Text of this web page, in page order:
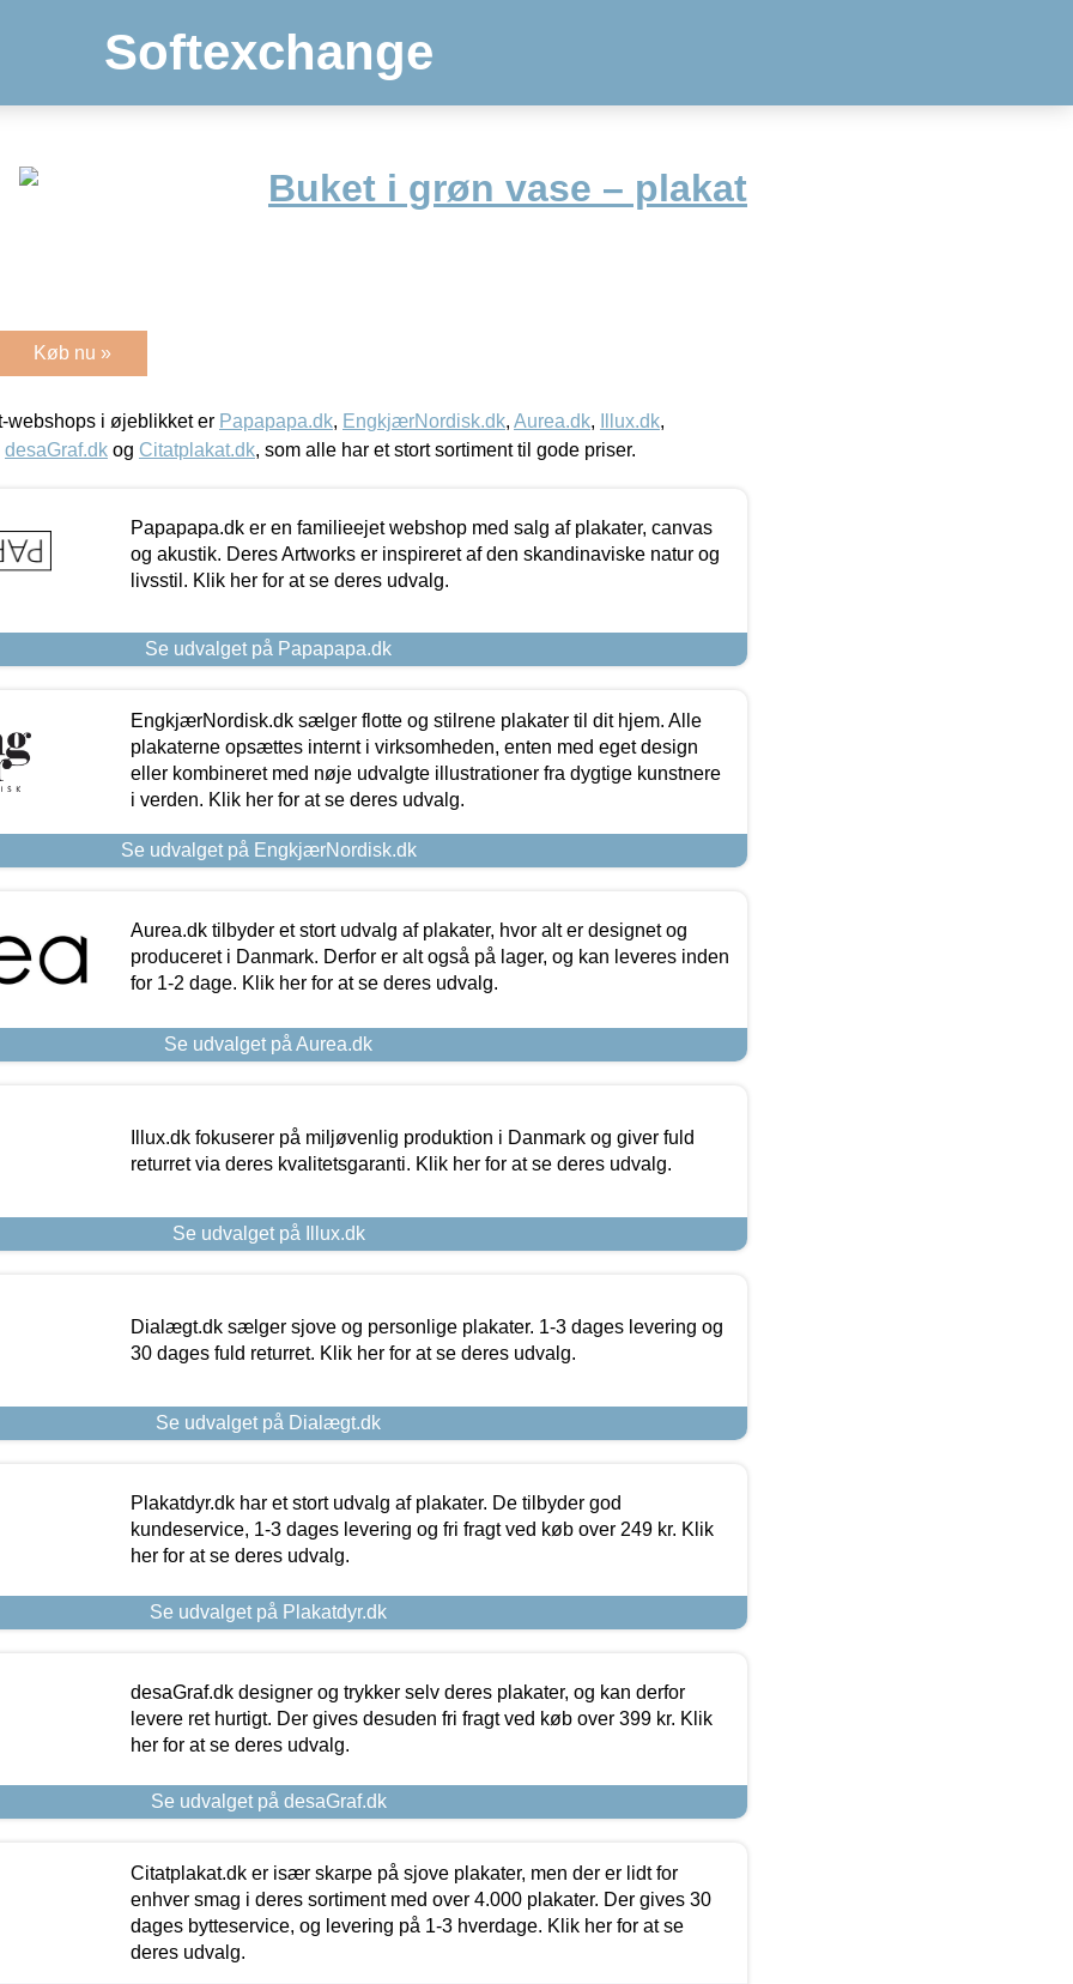
Softexchange
Buket i grøn vase – plakat
Køb nu »
i øjeblikket er Papapapa.dk, EngkjærNordisk.dk, Aurea.dk, Illux.dk,
desaGraf.dk og Citatplakat.dk, som alle har et stort sortiment til gode priser.
Papapapa.dk er en familieejet webshop med salg af plakater, canvas
og akustik. Deres Artworks er inspireret af den skandinaviske natur og
livsstil. Klik her for at se deres udvalg.
Se udvalget på Papapapa.dk
EngkjærNordisk.dk sælger flotte og stilrene plakater til dit hjem. Alle
plakaterne opsættes internt i virksomheden, enten med eget design
eller kombineret med nøje udvalgte illustrationer fra dygtige kunstnere
i verden. Klik her for at se deres udvalg.
Se udvalget på EngkjærNordisk.dk
Aurea.dk tilbyder et stort udvalg af plakater, hvor alt er designet og
produceret i Danmark. Derfor er alt også på lager, og kan leveres inden
for 1-2 dage. Klik her for at se deres udvalg.
Se udvalget på Aurea.dk
Illux.dk fokuserer på miljøvenlig produktion i Danmark og giver fuld
returret via deres kvalitetsgaranti. Klik her for at se deres udvalg.
Se udvalget på Illux.dk
Dialægt.dk sælger sjove og personlige plakater. 1-3 dages levering og
30 dages fuld returret. Klik her for at se deres udvalg.
Se udvalget på Dialægt.dk
Plakatdyr.dk har et stort udvalg af plakater. De tilbyder god
kundeservice, 1-3 dages levering og fri fragt ved køb over 249 kr. Klik
her for at se deres udvalg.
Se udvalget på Plakatdyr.dk
desaGraf.dk designer og trykker selv deres plakater, og kan derfor
levere ret hurtigt. Der gives desuden fri fragt ved køb over 399 kr. Klik
her for at se deres udvalg.
Se udvalget på desaGraf.dk
Citatplakat.dk er især skarpe på sjove plakater, men der er lidt for
enhver smag i deres sortiment med over 4.000 plakater. Der gives 30
dages bytteservice, og levering på 1-3 hverdage. Klik her for at se
deres udvalg.